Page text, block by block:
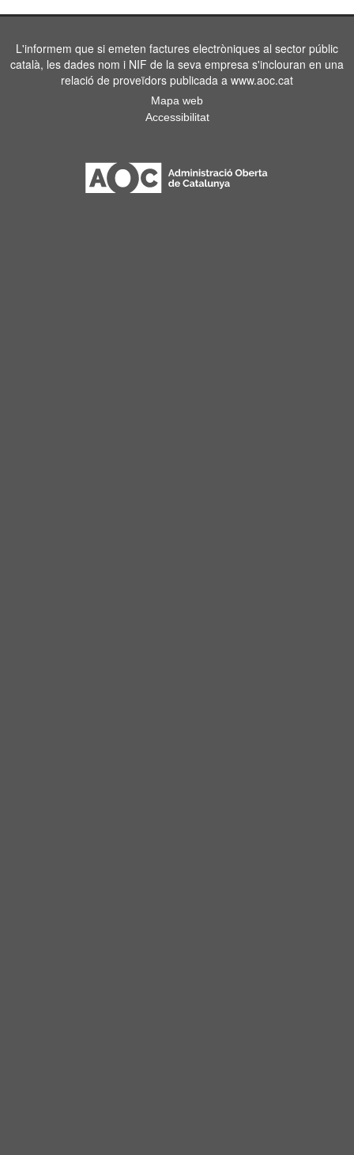
L'informem que si emeten factures electròniques al sector públic
català, les dades nom i NIF de la seva empresa s'inclouran en una
relació de proveïdors publicada a www.aoc.cat
Mapa web
Accessibilitat